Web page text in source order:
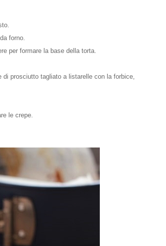
forno.
per formare la base della torta.
prosciutto tagliato a listarelle con la forbice,
le crepe.